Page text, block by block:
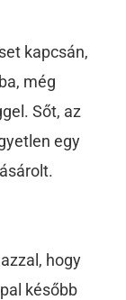
kapcsán,
még
Sőt, az
egy
hogy
később